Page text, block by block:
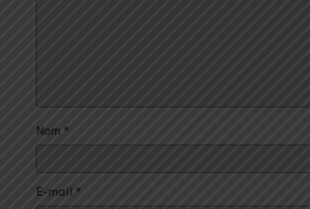
Nom *
E-mail *